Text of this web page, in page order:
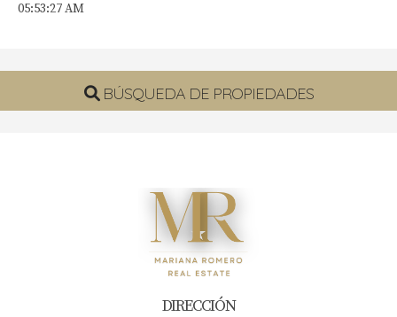
05:53:27 AM
BÚSQUEDA DE PROPIEDADES
DIRECCIÓN